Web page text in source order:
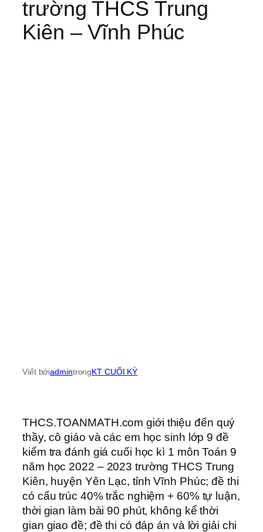
trường THCS Trung
Kiên – Vĩnh Phúc
Viết bởiadmintrongKT CUỐI KỲ
THCS.TOANMATH.com giới thiệu đến quý
thầy, cô giáo và các em học sinh lớp 9 đề
kiểm tra đánh giá cuối học kì 1 môn Toán 9
năm học 2022 – 2023 trường THCS Trung
Kiên, huyện Yên Lạc, tỉnh Vĩnh Phúc; đề thi
có cấu trúc 40% trắc nghiệm + 60% tự luận,
thời gian làm bài 90 phút, không kể thời
gian giao đề; đề thi có đáp án và lời giải chi